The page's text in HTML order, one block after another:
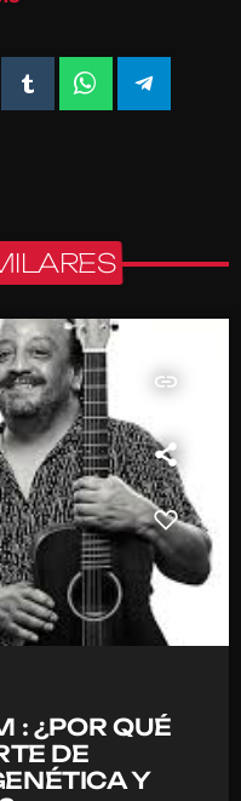
insert_link
: ¿POR QUÉ
DE
Y